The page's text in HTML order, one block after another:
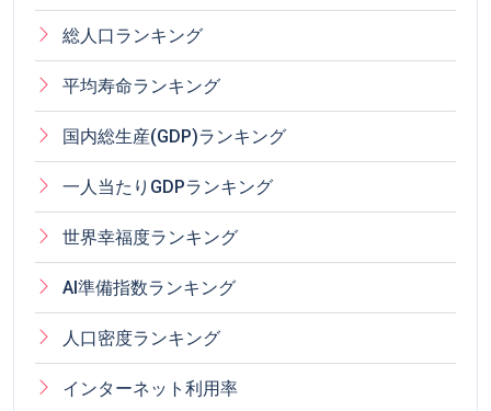
総人口ランキング
平均寿命ランキング
国内総生産(GDP)ランキング
一人当たりGDPランキング
世界幸福度ランキング
AI準備指数ランキング
人口密度ランキング
インターネット利用率